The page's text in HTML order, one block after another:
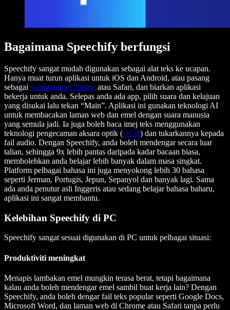
Bagaimana Speechify berfungsi
Speechify sangat mudah digunakan sebagai alat teks ke ucapan.
Hanya muat turun aplikasi untuk iOS dan Android, atau pasang
sebagai sambungan Chrome atau Safari, dan biarkan aplikasi
bekerja untuk anda. Selepas anda ada app, pilih suara dan kelajuan
yang disukai lalu tekan “Main”. Aplikasi ini gunakan teknologi AI
untuk membacakan laman web dan emel dengan suara manusia
yang semula jadi. Ia juga boleh baca imej teks menggunakan
teknologi pengecaman aksara optik (OCR) dan tukarkannya kepada
fail audio. Dengan Speechify, anda boleh mendengar secara luar
talian, sehingga 9x lebih pantas daripada kadar bacaan biasa,
membolehkan anda belajar lebih banyak dalam masa singkat.
Platform pelbagai bahasa ini juga menyokong lebih 30 bahasa
seperti Jerman, Portugis, Jepun, Sepanyol dan banyak lagi. Sama
ada anda penutur asli Inggeris atau sedang belajar bahasa baharu,
aplikasi ini sangat membantu.
Kelebihan Speechify di PC
Speechify sangat sesuai digunakan di PC untuk pelbagai situasi:
Produktiviti meningkat
Menapis lambakan emel mungkin terasa berat, tetapi bagaimana
kalau anda boleh mendengar emel sambil buat kerja lain? Dengan
Speechify, anda boleh dengar fail teks popular seperti Google Docs,
Microsoft Word, dan laman web di Chrome atau Safari tanpa perlu